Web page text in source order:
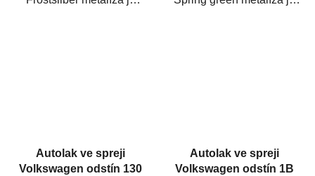
Autolak ve spreji
Volkswagen odstín 130
Autolak ve spreji
Volkswagen odstín 1B